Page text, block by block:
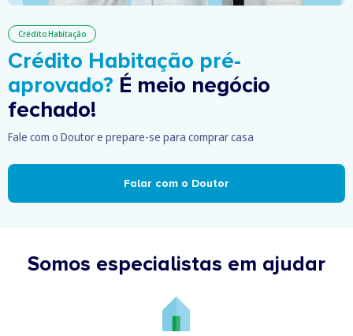
Crédito Habitação
Crédito Habitação pré-
aprovado? É meio negócio
fechado!
Fale com o Doutor e prepare-se para comprar casa
Falar com o Doutor
Somos especialistas em ajudar